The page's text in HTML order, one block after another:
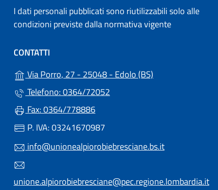
I dati personali pubblicati sono riutilizzabili solo alle
condizioni previste dalla normativa vigente
CONTATTI
Via Porro, 27 - 25048 - Edolo (BS)
Telefono: 0364/72052
Fax: 0364/778886
P. IVA: 03241670987
info@unionealpiorobiebresciane.bs.it
unione.alpiorobiebresciane@pec.regione.lombardia.it